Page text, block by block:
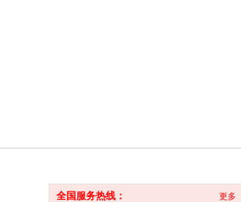
全国服务热线： 更多